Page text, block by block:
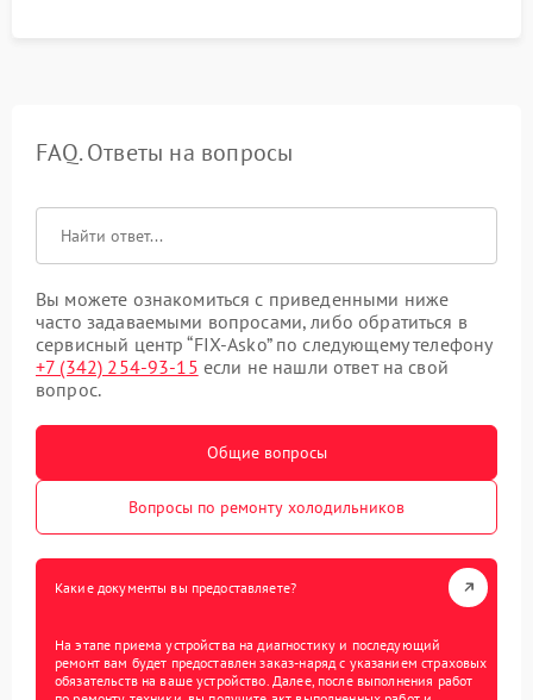
FAQ. Ответы на вопросы
Вы можете ознакомиться с приведенными ниже
часто задаваемыми вопросами, либо обратиться в
сервисный центр “FIX-Asko” по следующему телефону
+7 (342) 254-93-15 если не нашли ответ на свой
вопрос.
Общие вопросы
Вопросы по ремонту холодильников
Какие документы вы предоставляете?
На этапе приема устройства на диагностику и последующий
ремонт вам будет предоставлен заказ-наряд с указанием страховых
обязательств на ваше устройство. Далее, после выполнения работ